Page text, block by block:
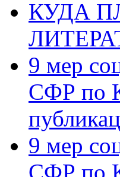
КУДА
9 мер
СФР по
9 мер